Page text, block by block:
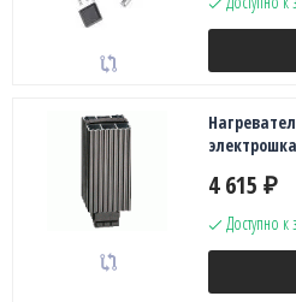
4 615 ₽
Доступно к